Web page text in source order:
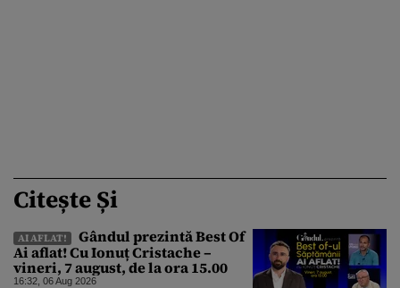
Citește Și
AI AFLAT!
Gândul prezintă Best Of
Ai aflat! Cu Ionuț Cristache –
vineri, 7 august, de la ora 15.00
16:32, 06 Aug 2026